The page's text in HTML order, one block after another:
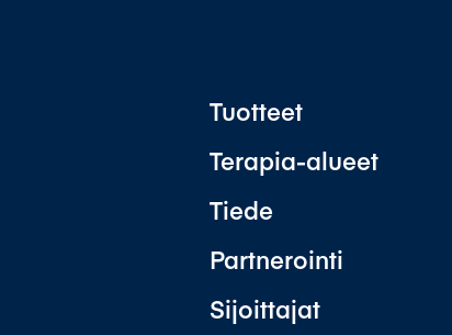
Tuotteet
Terapia-alueet
Tiede
Partnerointi
Sijoittajat